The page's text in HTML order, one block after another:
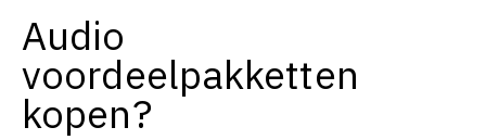
Audio
voordeelpakketten
kopen?